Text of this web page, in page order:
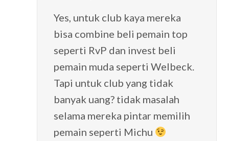
Yes, untuk club kaya mereka
bisa combine beli pemain top
seperti RvP dan invest beli
pemain muda seperti Welbeck.
Tapi untuk club yang tidak
banyak uang? tidak masalah
selama mereka pintar memilih
pemain seperti Michu